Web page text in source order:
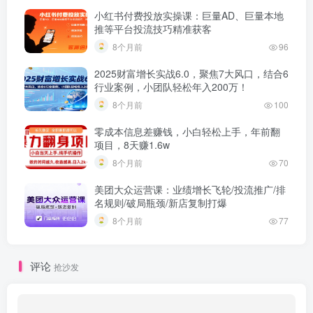
小红书付费投放实操课：巨量AD、巨量本地
推等平台投流技巧精准获客
8个月前 96
2025财富增长实战6.0，聚焦7大风口，结合6
行业案例，小团队轻松年入200万！
8个月前 100
零成本信息差赚钱，小白轻松上手，年前翻
项目，8天赚1.6w
8个月前 70
美团大众运营课：业绩增长飞轮/投流推广/排
名规则/破局瓶颈/新店复制打爆
8个月前 77
评论 抢沙发